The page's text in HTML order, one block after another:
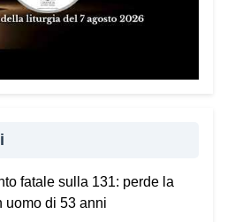
fatale sulla 131: perde la
uomo di 53 anni